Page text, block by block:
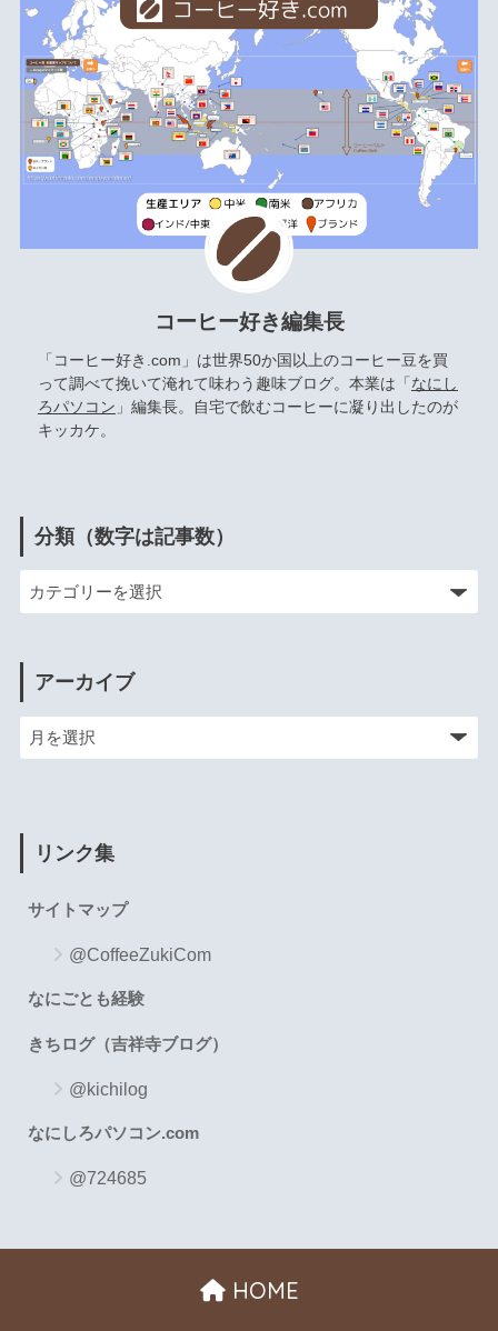
コーヒー好き編集長
「コーヒー好き.com」は世界50か国以上のコーヒー豆を買
って調べて挽いて淹れて味わう趣味ブログ。本業は「 なにし
ろパソコン 」編集長。自宅で飲むコーヒーに凝り出したのが
キッカケ。
分類（数字は記事数）
アーカイブ
リンク集
サイトマップ
@CoffeeZukiCom
なにごとも経験
きちログ（吉祥寺ブログ）
@kichilog
なにしろパソコン.com
@724685
HOME